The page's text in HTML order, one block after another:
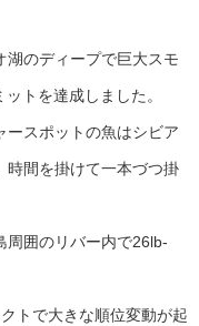
湖のディープで巨大スモ
トを達成しました。
ースポットの魚はシビア
時間を掛けて一本づつ掛
周囲のリバー内で26lb-
トで大きな順位変動が起